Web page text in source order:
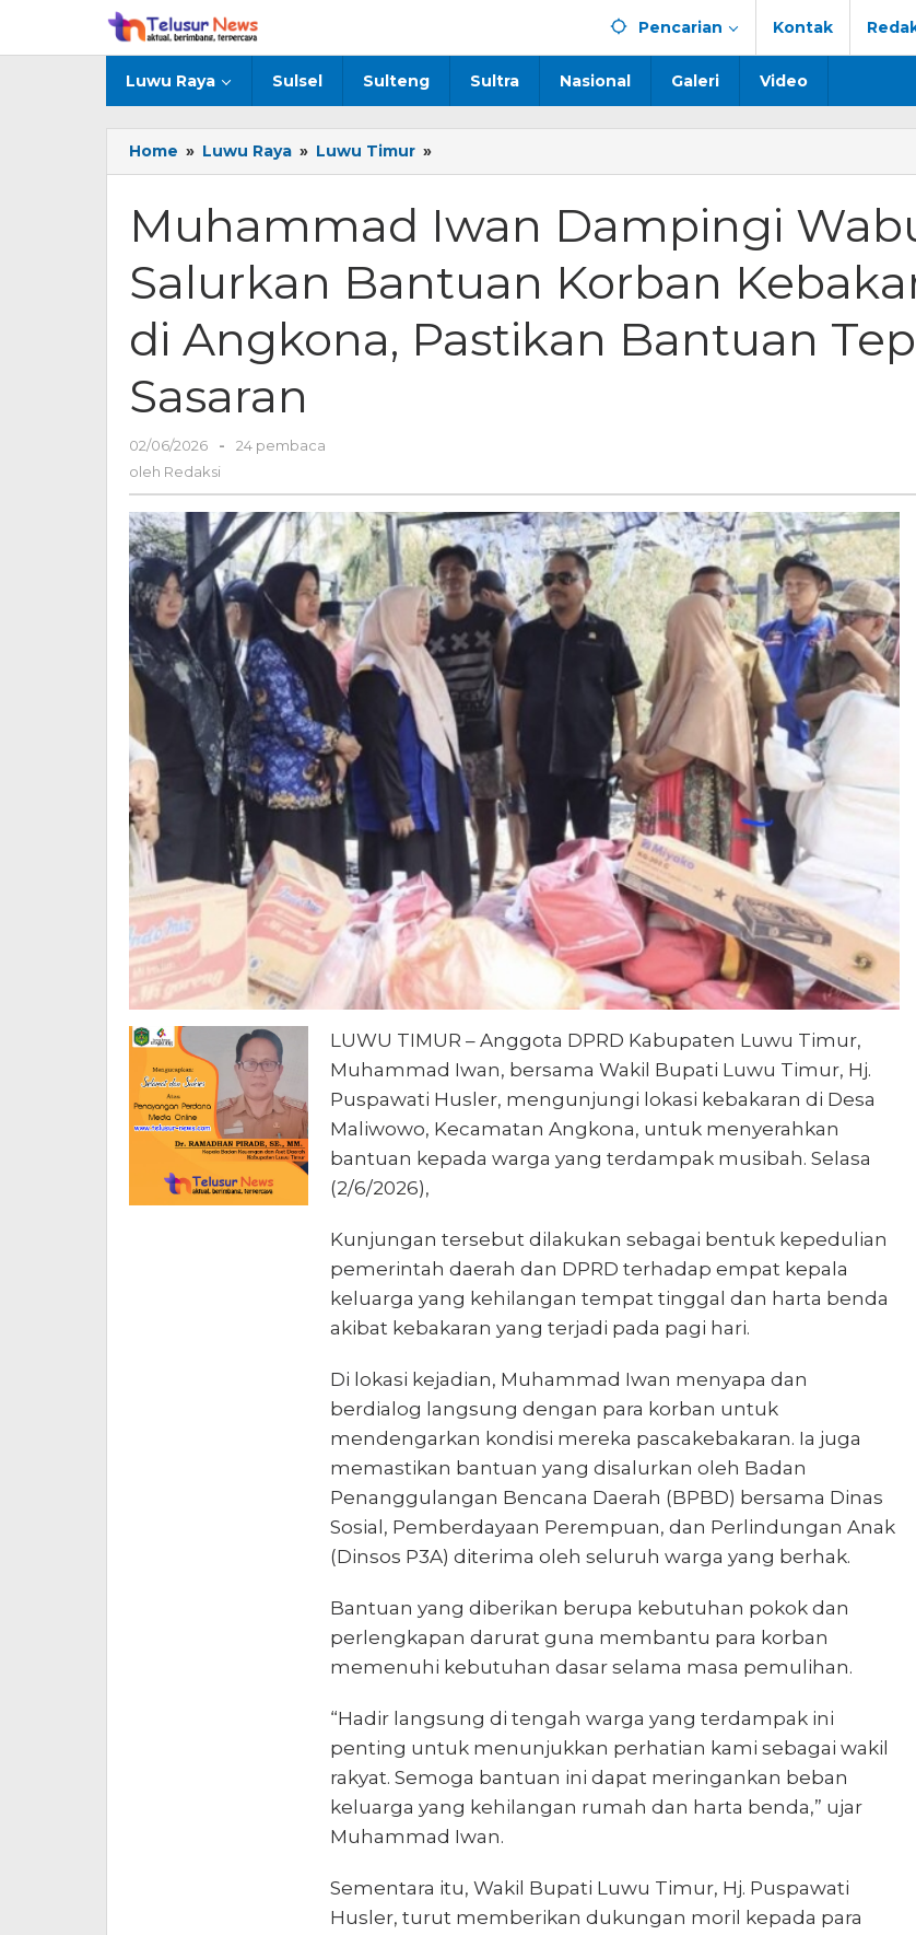
konten
Pencarian Kontak
Luwu Raya Sulsel Sulteng Sultra Nasional Galeri Video
Home » Luwu Raya » Luwu Timur »
Iwan
Wabup
Salurkan
Bantuan
Korban
di
Angkona,
Muhammad Iwan Dampingi
Salurkan Bantuan Korban
di Angkona, Pastikan Bantuan
Sasaran
02/06/2026
oleh
Redaksi
-
24 pembaca
oleh Redaksi
LUWU TIMUR – Anggota DPRD Kabupaten Luwu Timur,
Muhammad Iwan, bersama Wakil Bupati Luwu Timur, Hj.
Puspawati Husler, mengunjungi lokasi kebakaran di Desa
Maliwowo, Kecamatan Angkona, untuk menyerahkan
bantuan kepada warga yang terdampak musibah. Selasa
(2/6/2026),
Kunjungan tersebut dilakukan sebagai bentuk kepedulian
pemerintah daerah dan DPRD terhadap empat kepala
keluarga yang kehilangan tempat tinggal dan harta benda
akibat kebakaran yang terjadi pada pagi hari.
Di lokasi kejadian, Muhammad Iwan menyapa dan
berdialog langsung dengan para korban untuk
mendengarkan kondisi mereka pascakebakaran. Ia juga
memastikan bantuan yang disalurkan oleh Badan
Penanggulangan Bencana Daerah (BPBD) bersama Dinas
Sosial, Pemberdayaan Perempuan, dan Perlindungan Anak
(Dinsos P3A) diterima oleh seluruh warga yang berhak.
Bantuan yang diberikan berupa kebutuhan pokok dan
perlengkapan darurat guna membantu para korban
memenuhi kebutuhan dasar selama masa pemulihan.
“Hadir langsung di tengah warga yang terdampak ini
penting untuk menunjukkan perhatian kami sebagai wakil
rakyat. Semoga bantuan ini dapat meringankan beban
keluarga yang kehilangan rumah dan harta benda,” ujar
Muhammad Iwan.
Sementara itu, Wakil Bupati Luwu Timur, Hj. Puspawati
Husler, turut memberikan dukungan moril kepada para